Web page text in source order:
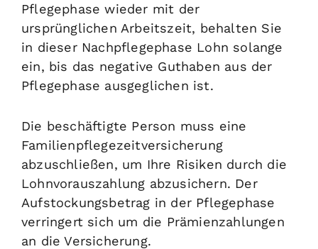
Pflegephase wieder mit der
ursprünglichen Arbeitszeit, behalten Sie
in dieser Nachpflegephase Lohn solange
ein, bis das negative Guthaben aus der
Pflegephase ausgeglichen ist.
Die beschäftigte Person muss eine
Familienpflegezeitversicherung
abzuschließen, um Ihre Risiken durch die
Lohnvorauszahlung abzusichern. Der
Aufstockungsbetrag in der Pflegephase
verringert sich um die Prämienzahlungen
an die Versicherung.